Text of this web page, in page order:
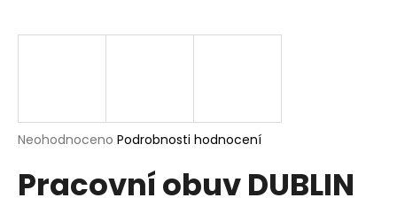
Průměrné
produktu
je
Neohodnoceno Podrobnosti hodnocení
Pracovní obuv DUBLIN
j
?